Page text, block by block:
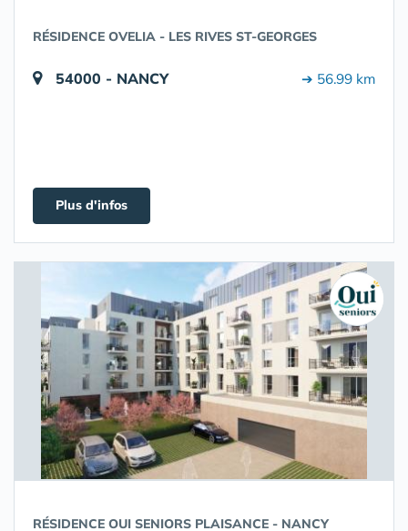
RÉSIDENCE OVELIA - LES RIVES ST-GEORGES
54000 - NANCY ➔ 56.99 km
Plus d'infos
RÉSIDENCE OUI SENIORS PLAISANCE - NANCY